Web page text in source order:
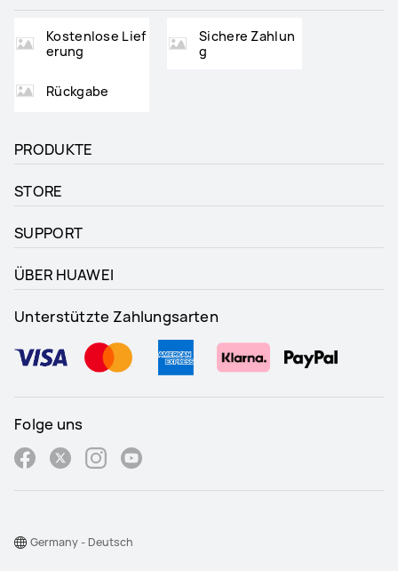
Kostenlose Lief
erung
Sichere Zahlun
g
Rückgabe
PRODUKTE
STORE
SUPPORT
ÜBER HUAWEI
Unterstützte Zahlungsarten
Folge uns
Germany - Deutsch